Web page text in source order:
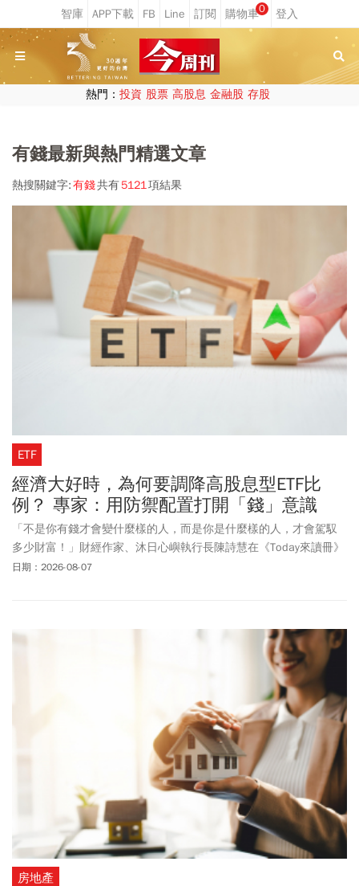
0
熱門： 投資 股票 高股息 金融股 存股
有錢最新與熱門精選文章
熱搜關鍵字:有錢共有5121項結果
ETF
經濟大好時，為何要調降高股息型ETF比
例？ 專家：用防禦配置打開「錢」意識
「不是你有錢才會變什麼樣的人，而是你是什麼樣的人，才會駕馭
多少財富！」財經作家、沐日心嶼執行長陳詩慧在《Today來讀冊》
節目中，導讀《打開錢意識》一書強調：內在修為、外在顯化，修
日期：2026-08-07
房地產